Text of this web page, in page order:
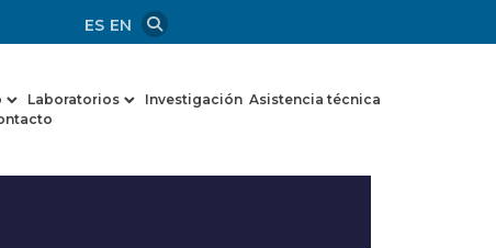
ES EN
Laboratorios Investigación Asistencia técnica